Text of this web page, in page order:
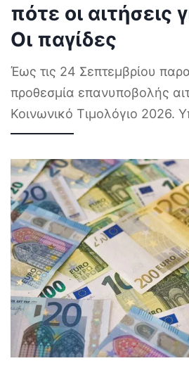
πότε οι αιτήσεις
Οι παγίδες
Έως τις 24 Σεπτεμβρίου
προθεσμία επανυποβολής
Κοινωνικό Τιμολόγιο 2026.